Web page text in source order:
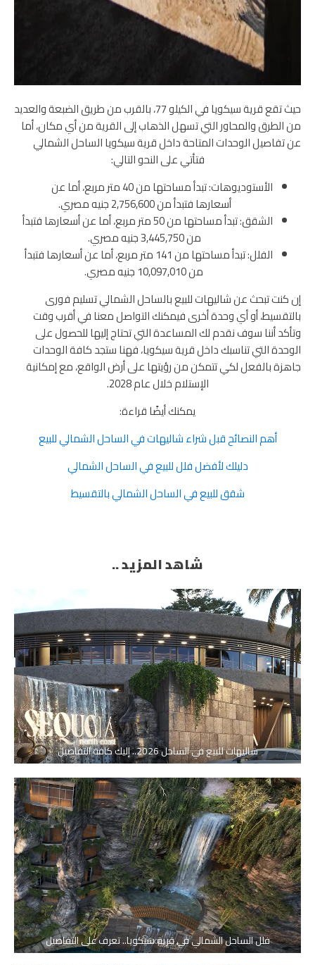
حيث تقع قرية سيكويا في الكيلو 77، بالقرب من طريق الضبعة والعديد
من الطرق والمحاور التي تسهل الذهاب إلى القرية من أي مكان، أما
عن تفاصيل الوحدات المتاحة داخل قرية سيكويا الساحل الشمالي
فتأتي على النحو التالي:
الأستوديوهات: تبدأ مساحتها من 40 متر مربع، أما عن
أسعارها فتبدأ من2,756,600 جنيه مصري.
الشقق: تبدأ مساحتها من 50 متر مربع، أما عن أسعارها فتبدأ
من3,445,750 جنيه مصري.
الفلل: تبدأ مساحتها من 141 متر مربع، أما عن أسعارها فتبدأ
من10,097,010 جنيه مصري.
إن كنت تبحث عن شاليهات للبيع بالساحل الشمالي تسليم فورى
بالتقسيط، أو أي وحدة أخرى فيمكنك التواصل معنا في أقرب وقت
وتأكد أننا سوف نقدم لك المساعدة التي تحتاج إليها للحصول على
الوحدة التي تناسبك داخل قرية سيكويا، فهنا ستجد كافة الوحدات
جاهزة بالفعل لكي تتمكن من رؤيتها على أرض الواقع، مع إمكانية
الإستلام خلال عام 2028.
يمكنك أيضًا قراءة:
أهم النصائح قبل شراء شاليهات في الساحل الشمالي للبيع
دليلك لأفضل فلل للبيع في الساحل الشمالي
شقق للبيع في الساحل الشمالي بالتقسيط
شاهد المزيد ..
شاليهات للبيع في الساحل 2026.. إليك كافة التفاصيل
فلل الساحل الشمالي في قرية سيكويا.. تعرف على التفاصيل